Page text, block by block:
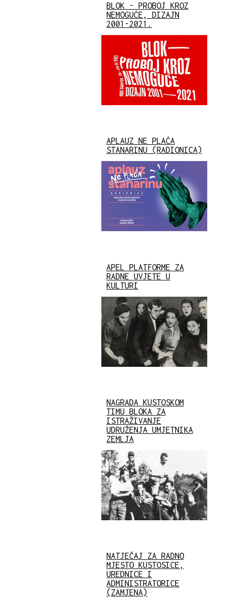
BLOK - PROBOJ KROZ
NEMOGUĆE, DIZAJN
2001-2021.
APLAUZ NE PLAĆA
STANARINU (RADIONICA)
APEL PLATFORME ZA
RADNE UVJETE U
KULTURI
NAGRADA KUSTOSKOM
TIMU BLOKA ZA
ISTRAŽIVANJE
UDRUŽENJA UMJETNIKA
ZEMLJA
NATJEČAJ ZA RADNO
MJESTO KUSTOSICE,
UREDNICE I
ADMINISTRATORICE
(ZAMJENA)